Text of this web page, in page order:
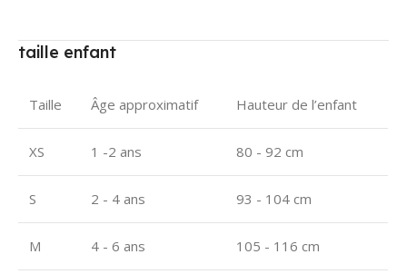
taille enfant
Taille Âge approximatif Hauteur de l’enfant
XS 1 -2 ans 80 - 92 cm
S 2 - 4 ans 93 - 104 cm
M 4 - 6 ans 105 - 116 cm